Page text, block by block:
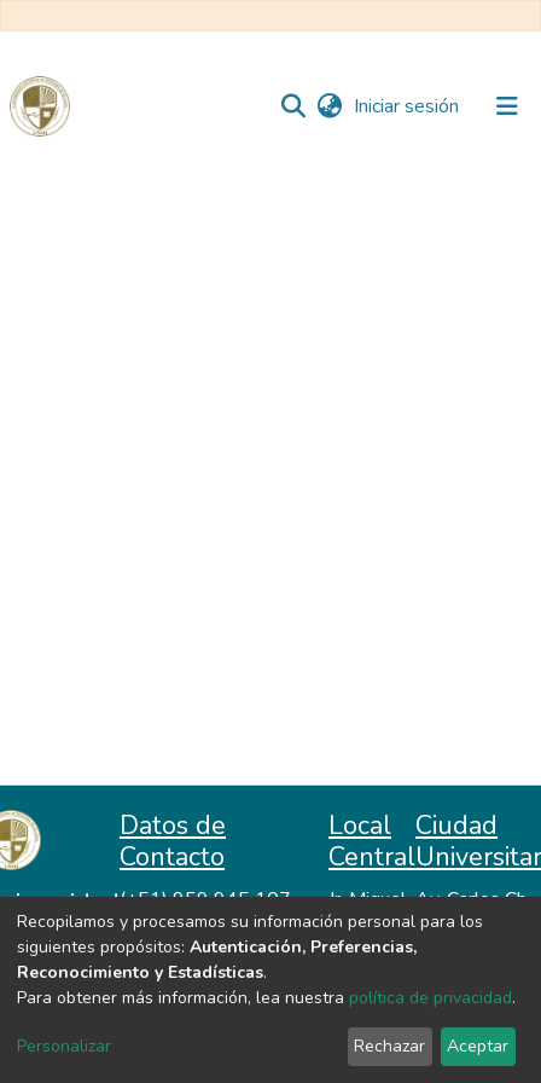
Iniciar sesión (current)
Huanta
Datos de
Contacto
(+51) 959 945 107
repositorio@unah.edu.pe
https://www.unah.edu.pe
Local
Central
Jr. Miguel
Lazón No
370
Huanta -
Ayacucho
Ciudad
Av. Carlos Ch.
Hiraoka
Huanta -
Ayacucho
VER MIS ESTADÍSTICAS
Recopilamos y procesamos su información personal para los
siguientes propósitos: Autenticación, Preferencias,
Reconocimiento y Estadísticas.
Para obtener más información, lea nuestra política de privacidad.
Personalizar Rechazar Aceptar